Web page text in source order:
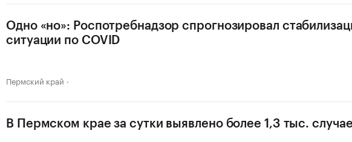
Одно «но»: Роспотребнадзор спрогнозировал
ситуации по COVID
Пермский край
В Пермском крае за сутки выявлено более 1,3 тыс.